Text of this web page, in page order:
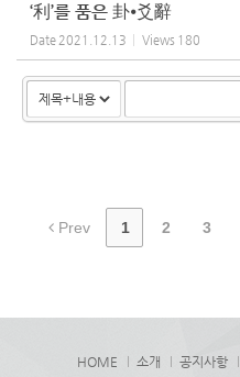
‘利’를 품은 卦⦁爻辭
Date 2021.12.13 Views 180
Prev 1 2 3
HOME 소개 공지사항